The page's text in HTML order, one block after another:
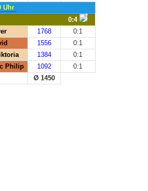
Uhr
0:4
1768
0:1
1556
0:1
1384
0:1
Philip 1092
0:1
Ø 1450